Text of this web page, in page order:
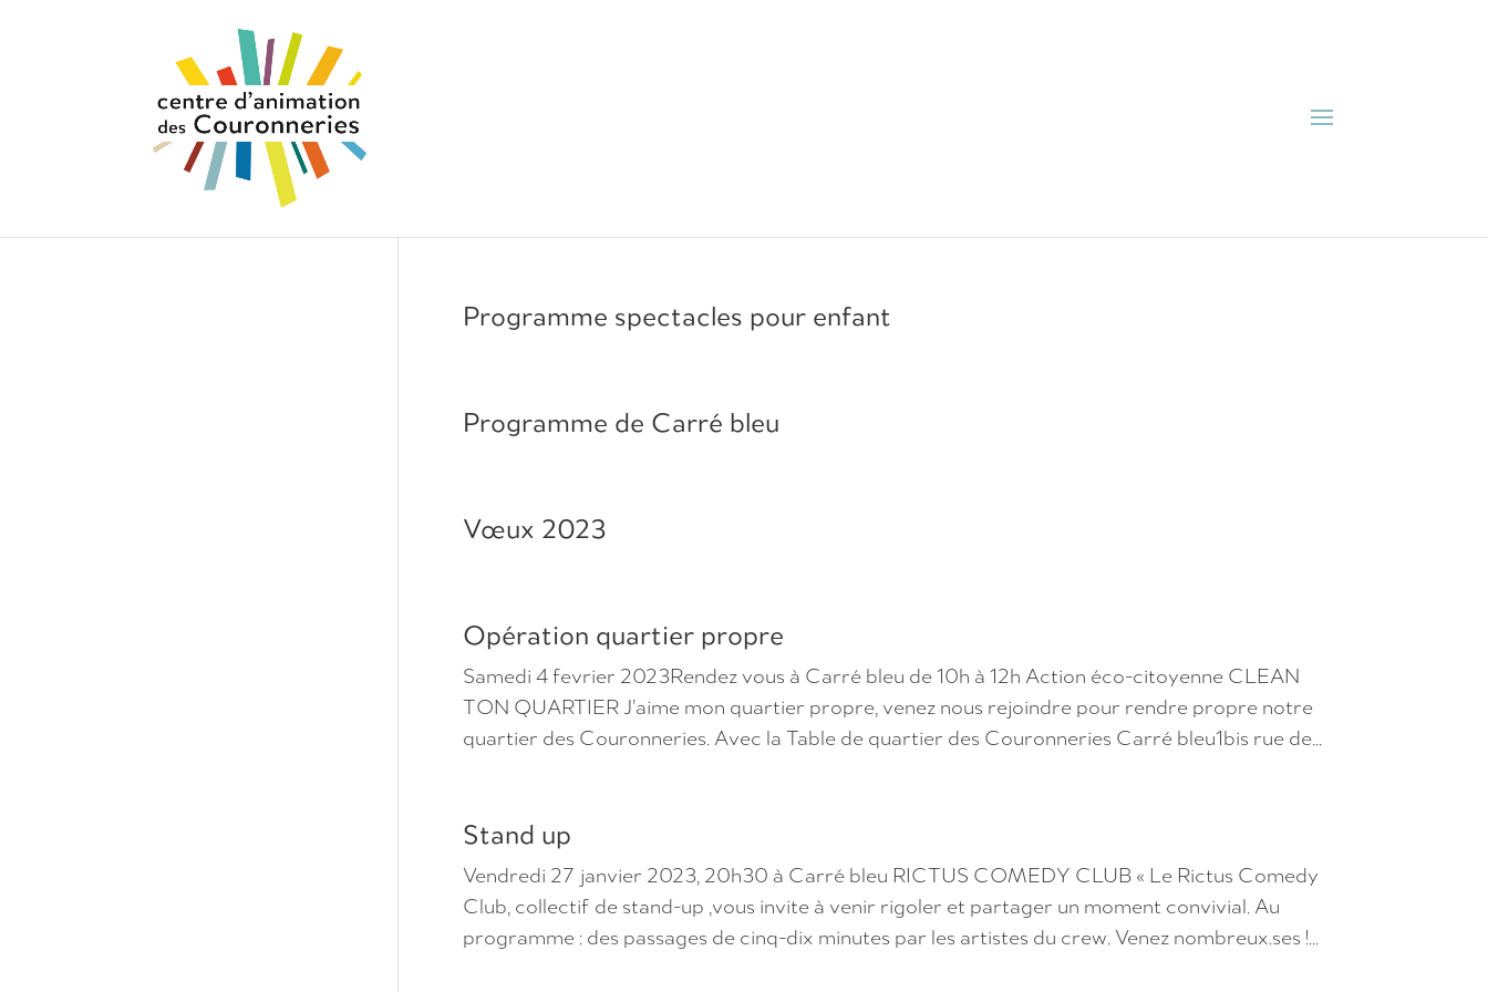
Programme spectacles pour enfant
Programme de Carré bleu
Vœux 2023
Opération quartier propre
Samedi 4 fevrier 2023Rendez vous à Carré bleu de 10h à 12h Action éco-citoyenne CLEAN
TON QUARTIER J’aime mon quartier propre, venez nous rejoindre pour rendre propre notre
quartier des Couronneries. Avec la Table de quartier des Couronneries Carré bleu1bis rue de...
Stand up
Vendredi 27 janvier 2023, 20h30 à Carré bleu RICTUS COMEDY CLUB « Le Rictus Comedy
Club, collectif de stand-up ,vous invite à venir rigoler et partager un moment convivial. Au
programme : des passages de cinq-dix minutes par les artistes du crew. Venez nombreux.ses !...